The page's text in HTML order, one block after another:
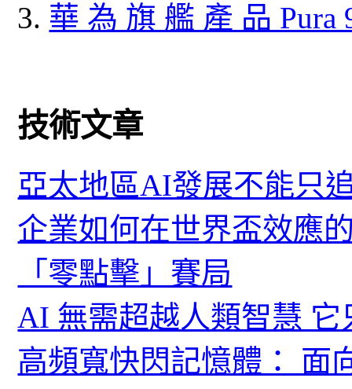
華 為 旗 艦 產 品 Pura
技術文章
亞太地區AI發展不能只
企業如何在世界盃效應
「零點擊」賽局
AI 無需超越人類智慧
高頻寬快閃記憶體： 面